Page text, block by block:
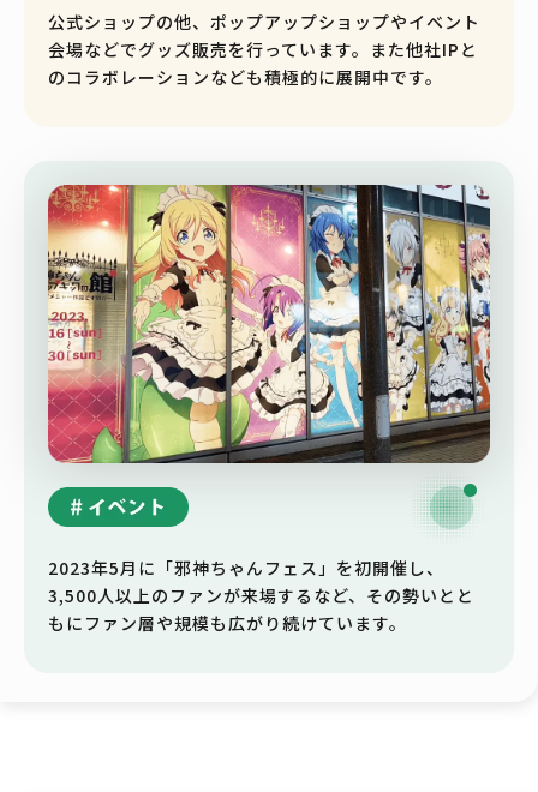
公式ショップの他、ポップアップショップやイベント
会場などでグッズ販売を行っています。また他社IPと
のコラボレーションなども積極的に展開中です。
2023年5月に「邪神ちゃんフェス」を初開催し、
3,500人以上のファンが来場するなど、その勢いとと
もにファン層や規模も広がり続けています。